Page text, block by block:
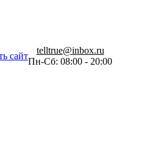
сайт
telltrue@inbox.ru
Пн-Сб: 08:00 - 20:00